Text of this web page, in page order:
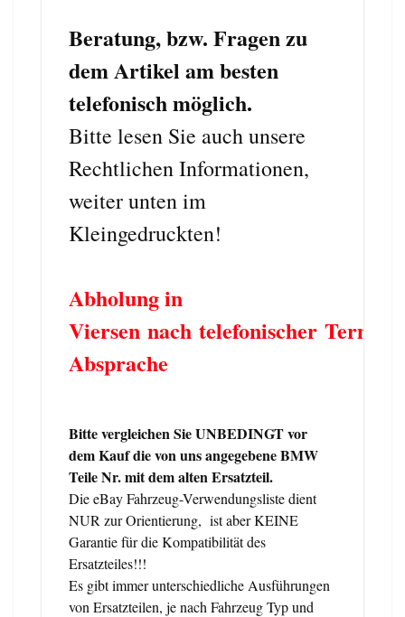
Beratung, bzw. Fragen zu
dem Artikel am besten
telefonisch möglich.
Bitte lesen Sie auch unsere
Rechtlichen Informationen,
weiter unten im
Kleingedruckten!
Abholung in
Viersen nach telefonischer Termin
Absprache
Bitte vergleichen Sie UNBEDINGT vor
dem Kauf die von uns angegebene BMW
Teile Nr. mit dem alten Ersatzteil.
Die eBay Fahrzeug-Verwendungsliste dient
NUR zur Orientierung, ist aber KEINE
Garantie für die Kompatibilität des
Ersatzteiles!!!
Es gibt immer unterschiedliche Ausführungen
von Ersatzteilen, je nach Fahrzeug Typ und